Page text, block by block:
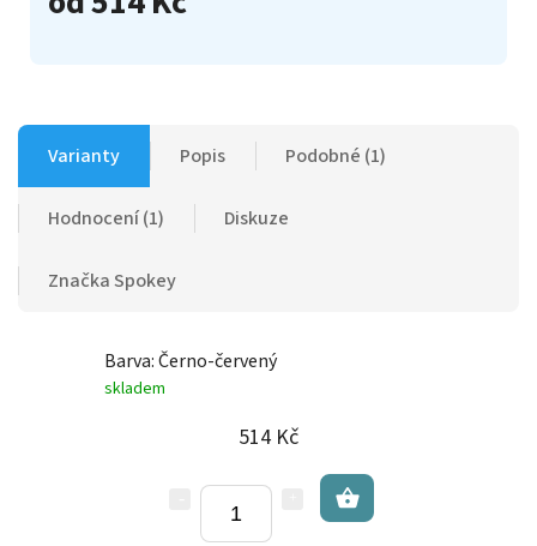
Varianty Popis Podobné (1)
Hodnocení (1) Diskuze
ZnačkaSpokey
Barva: Černo-červený
skladem
514 Kč